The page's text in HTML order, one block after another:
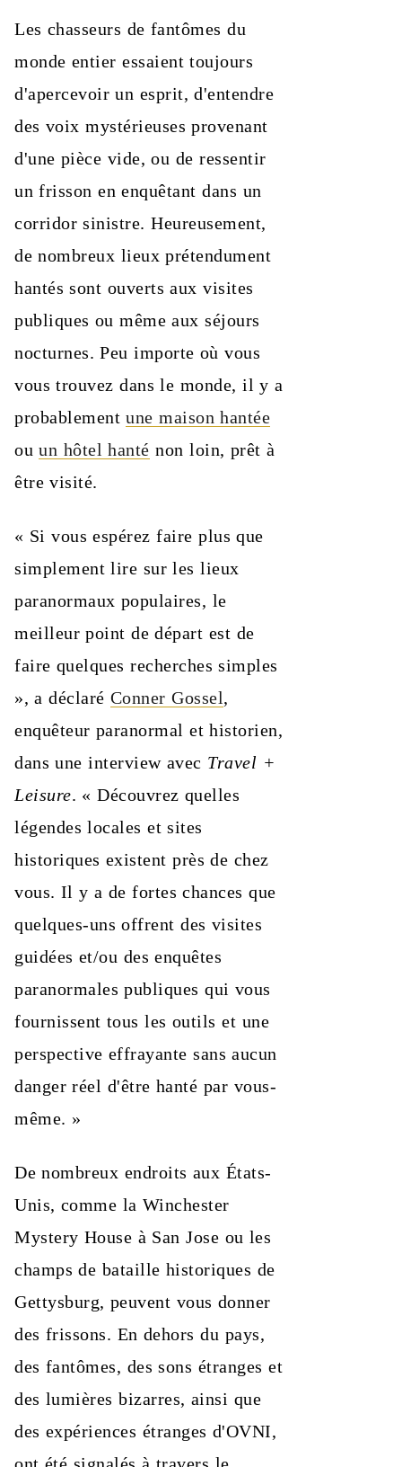
Les chasseurs de fantômes du
monde entier essaient toujours
d'apercevoir un esprit, d'entendre
des voix mystérieuses provenant
d'une pièce vide, ou de ressentir
un frisson en enquêtant dans un
corridor sinistre. Heureusement,
de nombreux lieux prétendument
hantés sont ouverts aux visites
publiques ou même aux séjours
nocturnes. Peu importe où vous
vous trouvez dans le monde, il y a
probablementune maison hantée
ouun hôtel hanté non loin, prêt à
être visité.
« Si vous espérez faire plus que
simplement lire sur les lieux
paranormaux populaires, le
meilleur point de départ est de
faire quelques recherches simples
», a déclaré Conner Gossel,
enquêteur paranormal et historien,
dans une interview avec Travel +
Leisure. « Découvrez quelles
légendes locales et sites
historiques existent près de chez
vous. Il y a de fortes chances que
quelques-uns offrent des visites
guidées et/ou des enquêtes
paranormales publiques qui vous
fournissent tous les outils et une
perspective effrayante sans aucun
danger réel d'être hanté par vous-
même. »
De nombreux endroits aux États-
Unis, comme la Winchester
Mystery House à San Jose ou les
champs de bataille historiques de
Gettysburg, peuvent vous donner
des frissons. En dehors du pays,
des fantômes, des sons étranges et
des lumières bizarres, ainsi que
des expériences étranges d'OVNI,